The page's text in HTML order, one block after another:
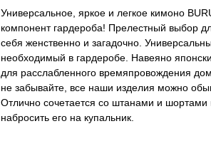
Универсальное, яркое и легкое кимоно
компонент гардероба! Прелестный выбор
себя женственно и загадочно.
необходимый в гардеробе. Навеяно
для расслабленного времяпровождения
не забывайте, все наши изделия можно
Отлично сочетается со штанами и
набросить его на купальник.